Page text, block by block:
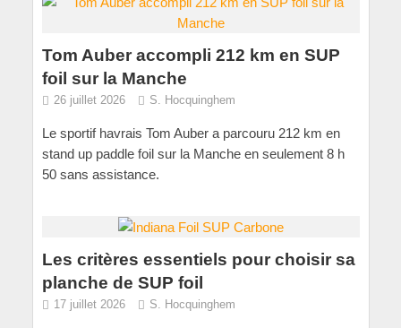
Tom Auber accompli 212 km en SUP
foil sur la Manche
26 juillet 2026 S. Hocquinghem
Le sportif havrais Tom Auber a parcouru 212 km en
stand up paddle foil sur la Manche en seulement 8 h
50 sans assistance.
Les critères essentiels pour choisir sa
planche de SUP foil
17 juillet 2026 S. Hocquinghem